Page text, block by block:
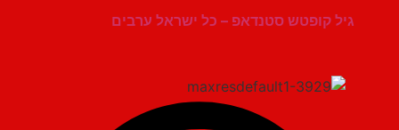
גיל קופטש סטנדאפ – כל ישראל ערבים